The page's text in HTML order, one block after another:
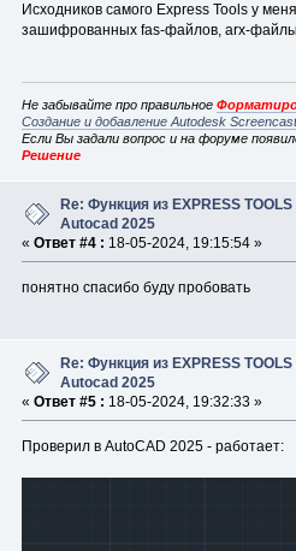
Исходников самого Express Tools у
зашифрованных fas-файлов, arx-
Не забывайте про правильное
Создание и добавление Autodesk
Если Вы задали вопрос и на форуме
Решение
Re: Функция из EXPRESS TOOLS
Autocad 2025
« Ответ #4 : 18-05-2024, 19:15:54 »
понятно спасибо буду пробовать
Re: Функция из EXPRESS TOOLS
Autocad 2025
« Ответ #5 : 18-05-2024, 19:32:33 »
Проверил в AutoCAD 2025 - работает: